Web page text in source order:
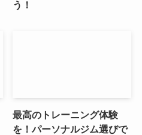
う！
最高のトレーニング体験
を！パーソナルジム選びで